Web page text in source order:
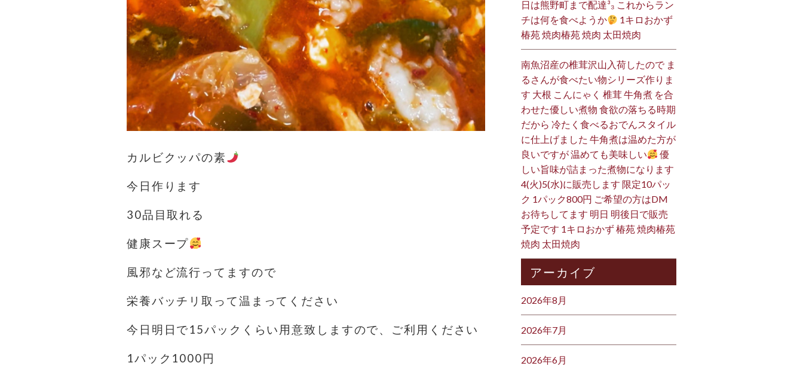
カルビクッパの素
今日作ります
30品目取れる
健康スープ
風邪など流行ってますので
栄養バッチリ取って温まってください
今日明日で15パックくらい用意致しますので、ご利用ください
1パック1000円
日は熊野町まで配達³₃ これからラン
チは何を食べようか
1キロおかず
椿苑 焼肉椿苑 焼肉 太田焼肉
南魚沼産の椎茸沢山入荷したので ま
るさんが食べたい物シリーズ作りま
す 大根 こんにゃく 椎茸 牛角煮 を合
わせた優しい煮物 食欲の落ちる時期
だから 冷たく食べるおでんスタイル
に仕上げました 牛角煮は温めた方が
良いですが 温めても美味しい
優
しい旨味が詰まった煮物になります
4(火)5(水)に販売します 限定10パッ
ク 1パック800円 ご希望の方はDM
お待ちしてます 明日 明後日で販売
予定です 1キロおかず 椿苑 焼肉椿苑
焼肉 太田焼肉
アーカイブ
2026年8月
2026年7月
2026年6月